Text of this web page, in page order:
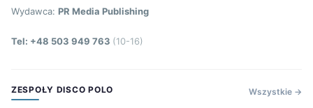
Wydawca: PR Media Publishing
Tel: +48 503 949 763 (10-16)
ZESPOŁY DISCO POLO Wszystkie →